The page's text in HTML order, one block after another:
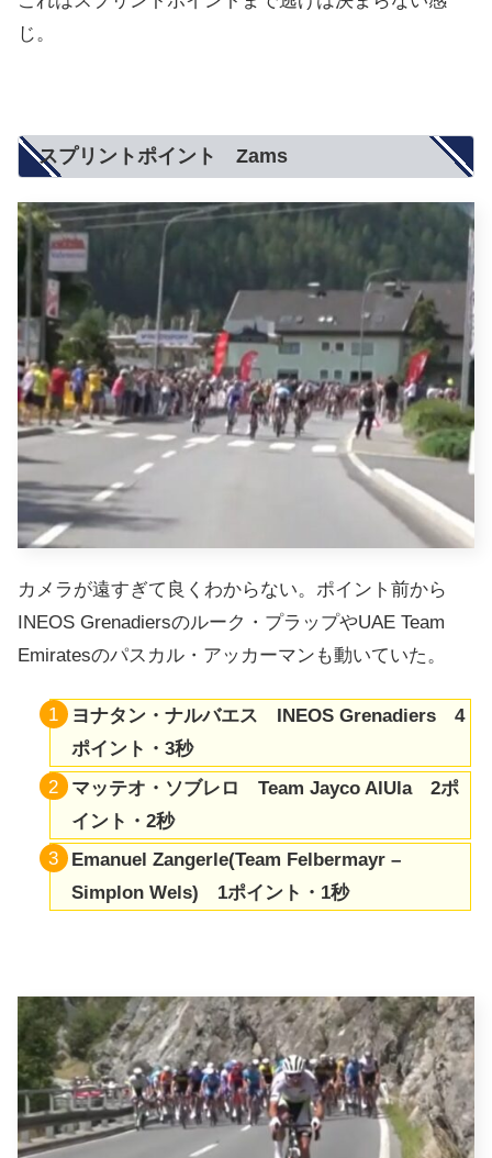
じ。
スプリントポイント Zams
カメラが遠すぎて良くわからない。ポイント前から
INEOS Grenadiersのルーク・プラップやUAE Team
Emiratesのパスカル・アッカーマンも動いていた。
ヨナタン・ナルバエス INEOS Grenadiers 4
ポイント・3秒
マッテオ・ソブレロ Team Jayco AlUla 2ポ
イント・2秒
Emanuel Zangerle(Team Felbermayr –
Simplon Wels) 1ポイント・1秒